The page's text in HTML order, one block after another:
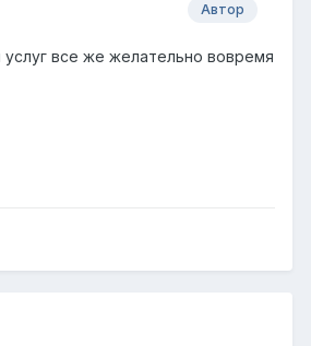
Автор
все же желательно вовремя